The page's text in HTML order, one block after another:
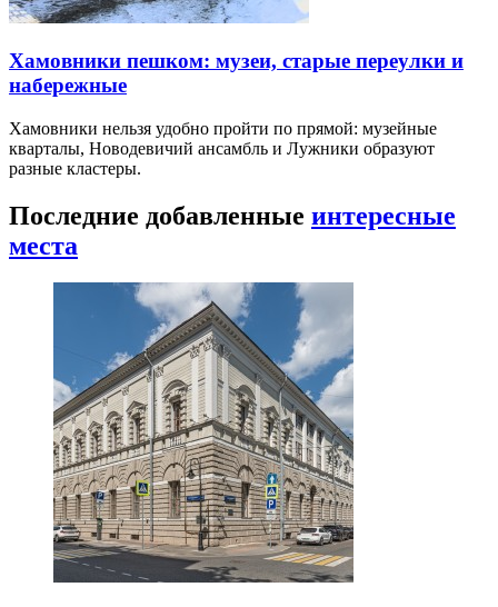
Хамовники пешком: музеи, старые переулки и
набережные
Хамовники нельзя удобно пройти по прямой: музейные
кварталы, Новодевичий ансамбль и Лужники образуют
разные кластеры.
Последние добавленные интересные
места